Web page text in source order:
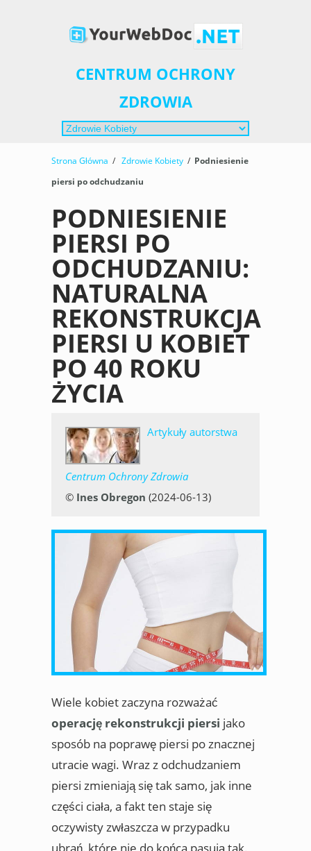
CENTRUM OCHRONY
ZDROWIA
Strona Główna / Zdrowie Kobiety / Podniesienie
piersi po odchudzaniu
PODNIESIENIE
PIERSI PO
ODCHUDZANIU:
NATURALNA
REKONSTRUKCJA
PIERSI U KOBIET
PO 40 ROKU
ŻYCIA
Artykuły autorstwa
Centrum Ochrony Zdrowia
© Ines Obregon (2024-06-13)
Wiele kobiet zaczyna rozważać
operację rekonstrukcji piersi jako
sposób na poprawę piersi po znacznej
utracie wagi. Wraz z odchudzaniem
piersi zmieniają się tak samo, jak inne
części ciała, a fakt ten staje się
oczywisty zwłaszcza w przypadku
ubrań, które nie do końca pasują tak,